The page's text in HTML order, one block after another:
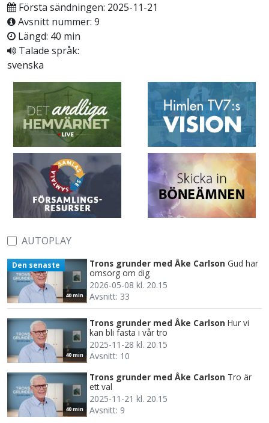
Första sändningen: 2025-11-21
Avsnitt nummer: 9
Längd: 40 min
Talade språk:
svenska
AUTOPLAY
40 min
Den senaste Trons grunder med Åke Carlson Gud har
omsorg om dig
2026-05-08 kl. 20.15
Avsnitt: 33
40 min
Trons grunder med Åke Carlson Hur vi
kan bli fasta i vår tro
2025-11-28 kl. 20.15
Avsnitt: 10
40 min
Trons grunder med Åke Carlson Tro är
ett val
2025-11-21 kl. 20.15
Avsnitt: 9